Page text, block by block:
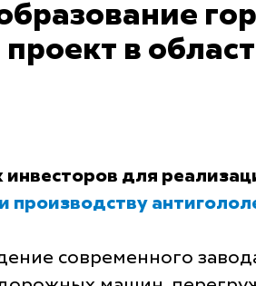
в
для
производству
современного